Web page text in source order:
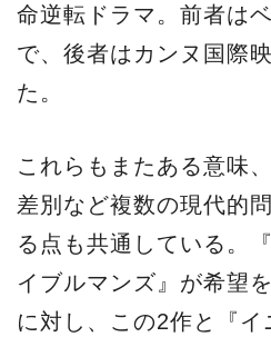
命逆転ドラマ。前者は
で、後者はカンヌ国際
た。
これらもまたある意味
差別など複数の現代的
る点も共通している。
イブルマンズ』が希望
に対し、この2作と『